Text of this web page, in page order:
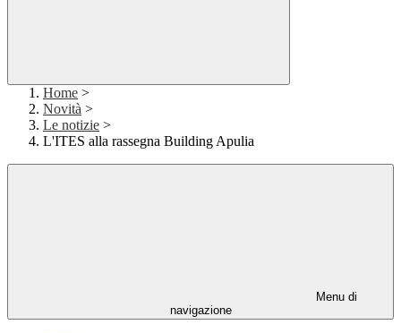
Home >
Novità >
Le notizie >
L'ITES alla rassegna Building Apulia
Menu di
navigazione